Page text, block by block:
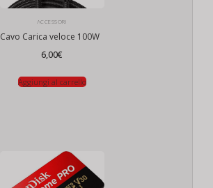
ACCESSORI
Cavo Carica veloce 100W
6,00€
Aggiungi al carrello